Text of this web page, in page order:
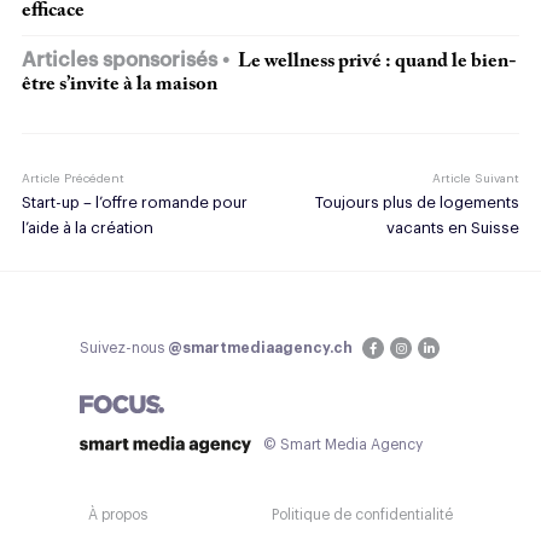
efficace
Articles sponsorisés
Le wellness privé : quand le bien-
être s’invite à la maison
Article Précédent
Start-up – l’offre romande pour
l’aide à la création
Article Suivant
Toujours plus de logements
vacants en Suisse
Suivez-nous @smartmediaagency.ch
© Smart Media Agency
À propos Politique de confidentialité